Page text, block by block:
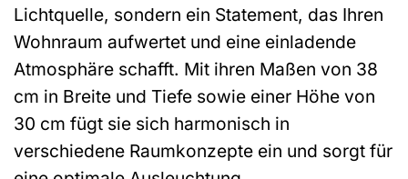
Lichtquelle, sondern ein Statement, das Ihren
Wohnraum aufwertet und eine einladende
Atmosphäre schafft. Mit ihren Maßen von 38
cm in Breite und Tiefe sowie einer Höhe von
30 cm fügt sie sich harmonisch in
verschiedene Raumkonzepte ein und sorgt für